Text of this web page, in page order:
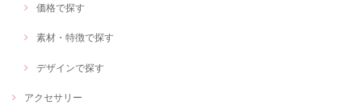
価格で探す
素材・特徴で探す
デザインで探す
アクセサリー